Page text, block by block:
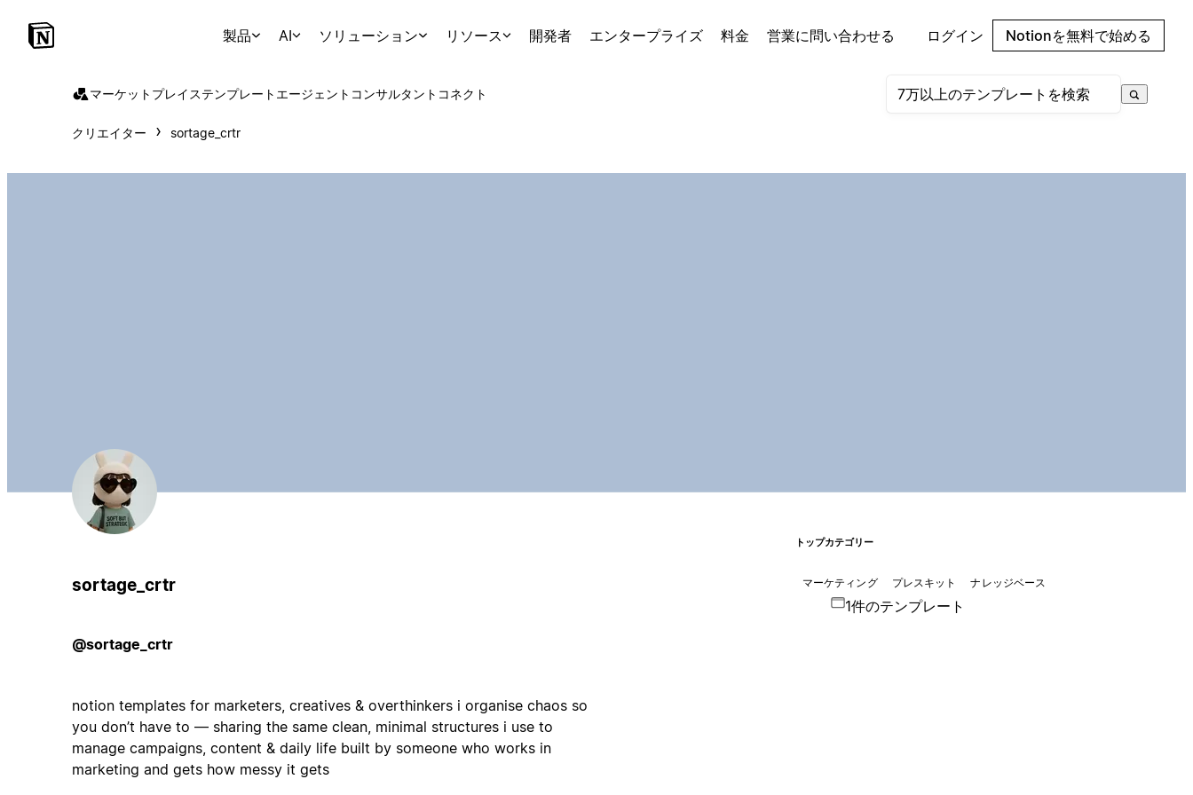
製品 AI ソリューション リソース 開発者 エンタープライズ 料金 営業に問い合わせる ログイン Notionを無料で始める
マーケットプレイステンプレート エージェント コンサルタント コネクト
クリエイター sortage_crtr
sortage_crtr
@sortage_crtr
notion templates for marketers, creatives & overthinkers i organise chaos so
you don’t have to — sharing the same clean, minimal structures i use to
manage campaigns, content & daily life built by someone who works in
marketing and gets how messy it gets
トップカテゴリー
マーケティング プレスキット ナレッジベース
1件のテンプレート